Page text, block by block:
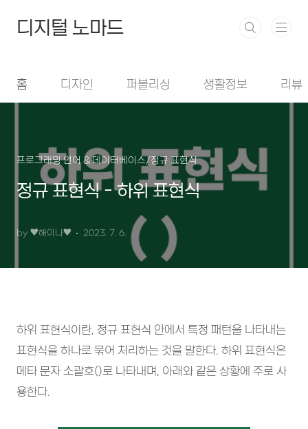
디지털 노마드
홈 디자인 퍼블리싱 생활정보 리뷰
프로그래밍 언어 & 데이터베이스/정규 표현식
정규 표현식 - 하위 표현식
by ♥︎해이나♥︎ 2023. 7. 6.
하위 표현식이란, 정규 표현식 안에서 특정 패턴을 나타내는
표현식을 하나로 묶어 처리하는 것을 말한다. 하위 표현식은
메타 문자 소괄호()로 나타내며, 아래와 같은 상황에 주로 사
용한다.